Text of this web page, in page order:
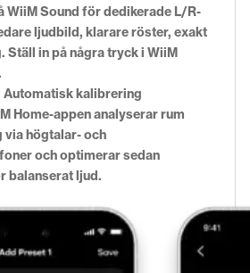
WiiM Sound för dedikerade L/R-
ljudbild, klarare röster, exakt
Ställ in på några tryck i WiiM
kalibrering
Home-appen analyserar rum
via högtalar- och
och optimerar sedan
balanserat ljud.